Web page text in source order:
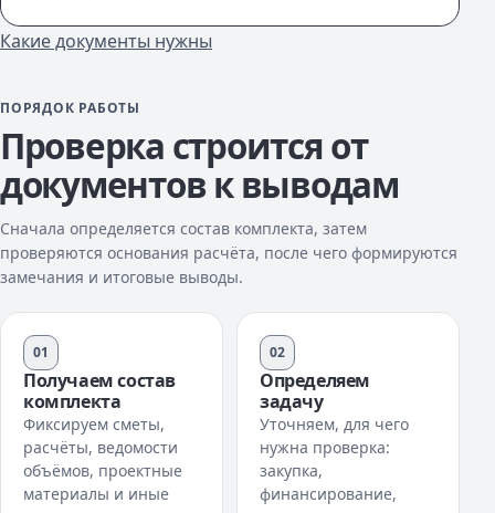
Какие документы нужны
ПОРЯДОК РАБОТЫ
Проверка строится от
документов к выводам
Сначала определяется состав комплекта, затем
проверяются основания расчёта, после чего формируются
замечания и итоговые выводы.
01
Получаем состав
комплекта
Фиксируем сметы,
расчёты, ведомости
объёмов, проектные
материалы и иные
02
Определяем
задачу
Уточняем, для чего
нужна проверка:
закупка,
финансирование,